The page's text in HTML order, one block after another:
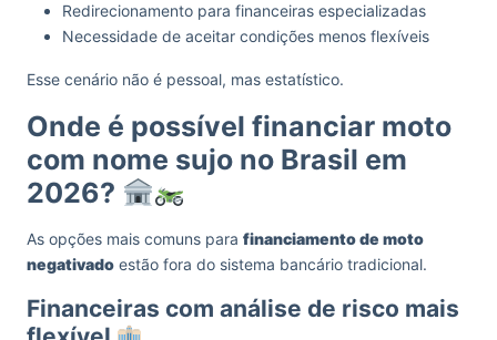
Redirecionamento para financeiras especializadas
Necessidade de aceitar condições menos flexíveis
Esse cenário não é pessoal, mas estatístico.
Onde é possível financiar moto
com nome sujo no Brasil em
2026?
As opções mais comuns para financiamento de moto
negativado estão fora do sistema bancário tradicional.
Financeiras com análise de risco mais